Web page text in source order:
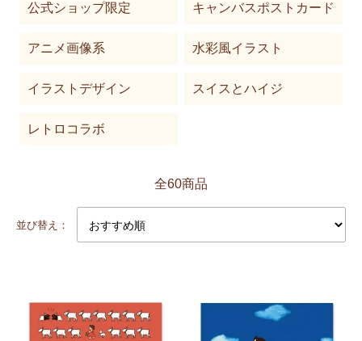
公式ショップ限定 キャンバスポストカード
アニメ画像系 水彩風イラスト
イラストデザイン スイスとハイジ
レトロコラボ
全60商品
並び替え：